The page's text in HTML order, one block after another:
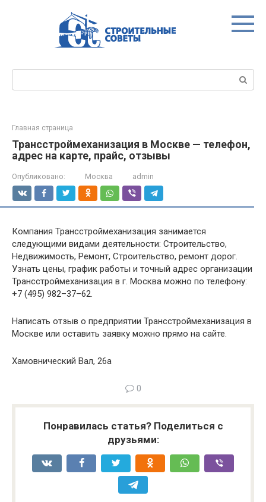
Главная страница
Трансстроймеханизация в Москве — телефон,
адрес на карте, прайс, отзывы
Опубликовано: Москва admin
Компания Трансстроймеханизация занимается
следующими видами деятельности: Строительство,
Недвижимость, Ремонт, Строительство, ремонт дорог.
Узнать цены, график работы и точный адрес организации
Трансстроймеханизация в г. Москва можно по телефону:
+7 (495) 982–37–62.
Написать отзыв о предприятии Трансстроймеханизация в
Москве или оставить заявку можно прямо на сайте.
Хамовнический Вал, 26а
0
Понравилась статья? Поделиться с
друзьями: